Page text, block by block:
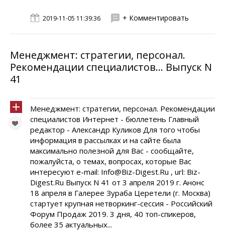
2019-11-05 11:39:36 + Комментировать
Менеджмент: стратегии, персонал.
Рекомендации специалистов... Выпуск N
41
Менеджмент: стратегии, персонал. Рекомендации
специалистов Интернет - бюллетень Главный
редактор - Александр Куликов Для того чтобы
информация в рассылках и на сайте была
максимально полезной для Вас - сообщайте,
пожалуйста, о темах, вопросах, которые Вас
интересуют e-mail: Info@Biz-Digest.Ru , url: Biz-
Digest.Ru Выпуск N 41 от 3 апреля 2019 г. Анонс
18 апреля в Галерее Зураба Церетели (г. Москва)
стартует крупная нетворкинг-сессия - Российский
Форум Продаж 2019. 3 дня, 40 топ-спикеров,
более 35 актуальных...